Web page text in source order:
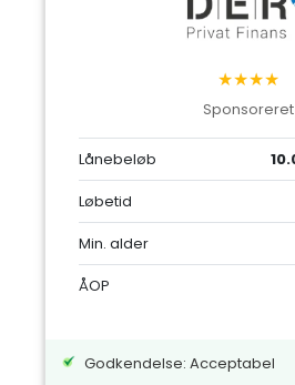
★★★★
Sponsoreret
Lånebeløb
Løbetid
Min. alder
ÅOP
Godkendelse: Acceptabel